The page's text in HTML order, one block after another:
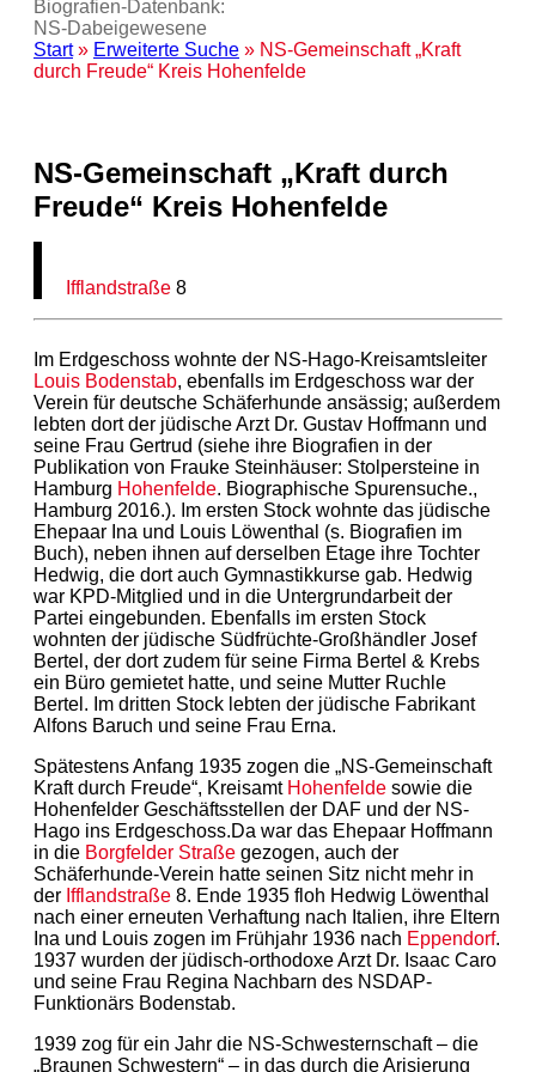
Biografien-Datenbank:
NS‑Dabeigewesene
Start» Erweiterte Suche » NS-Gemeinschaft „Kraft
durch Freude“ Kreis Hohenfelde
NS-Gemeinschaft „Kraft durch
Freude“ Kreis Hohenfelde
Ifflandstraße 8
Im Erdgeschoss wohnte der NS-Hago-Kreisamtsleiter
Louis Bodenstab, ebenfalls im Erdgeschoss war der
Verein für deutsche Schäferhunde ansässig; außerdem
lebten dort der jüdische Arzt Dr. Gustav Hoffmann und
seine Frau Gertrud (siehe ihre Biografien in der
Publikation von Frauke Steinhäuser: Stolpersteine in
Hamburg Hohenfelde. Biographische Spurensuche.,
Hamburg 2016.). Im ersten Stock wohnte das jüdische
Ehepaar Ina und Louis Löwenthal (s. Biografien im
Buch), neben ihnen auf derselben Etage ihre Tochter
Hedwig, die dort auch Gymnastikkurse gab. Hedwig
war KPD-Mitglied und in die Untergrundarbeit der
Partei eingebunden. Ebenfalls im ersten Stock
wohnten der jüdische Südfrüchte-Großhändler Josef
Bertel, der dort zudem für seine Firma Bertel & Krebs
ein Büro gemietet hatte, und seine Mutter Ruchle
Bertel. Im dritten Stock lebten der jüdische Fabrikant
Alfons Baruch und seine Frau Erna.
Spätestens Anfang 1935 zogen die „NS-Gemeinschaft
Kraft durch Freude“, Kreisamt Hohenfelde sowie die
Hohenfelder Geschäftsstellen der DAF und der NS-
Hago ins Erdgeschoss.Da war das Ehepaar Hoffmann
in die Borgfelder Straße gezogen, auch der
Schäferhunde-Verein hatte seinen Sitz nicht mehr in
der Ifflandstraße 8. Ende 1935 floh Hedwig Löwenthal
nach einer erneuten Verhaftung nach Italien, ihre Eltern
Ina und Louis zogen im Frühjahr 1936 nach Eppendorf.
1937 wurden der jüdisch-orthodoxe Arzt Dr. Isaac Caro
und seine Frau Regina Nachbarn des NSDAP-
Funktionärs Bodenstab.
1939 zog für ein Jahr die NS-Schwesternschaft – die
„Braunen Schwestern“ – in das durch die Arisierung